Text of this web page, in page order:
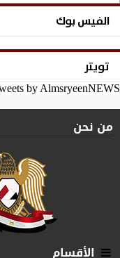
الفيس بوك
تويتر
by AlmsryeenNEWS
من نحن
الأقسام